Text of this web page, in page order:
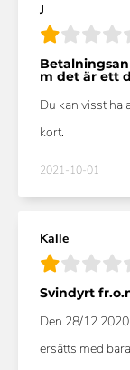
J
m det är ett
Du kan visst ha
kort.
2021-10-01
Kalle
Svindyrt
Den 28/12
ersätts med